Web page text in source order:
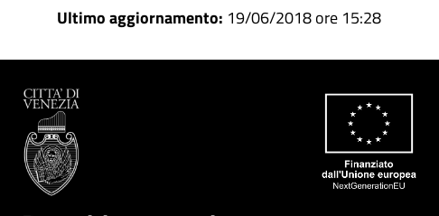
Ultimo aggiornamento: 19/06/2018 ore 15:28